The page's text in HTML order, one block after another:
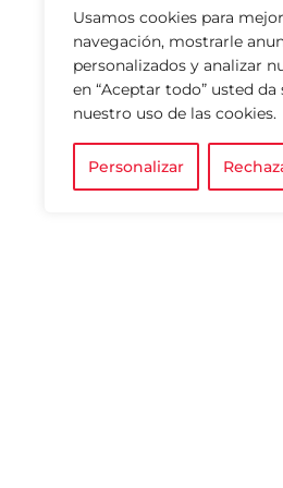
Usamos cookies para
navegación, mostrarle
personalizados y analizar
en “Aceptar todo” usted
nuestro uso de las cookies.
Personalizar